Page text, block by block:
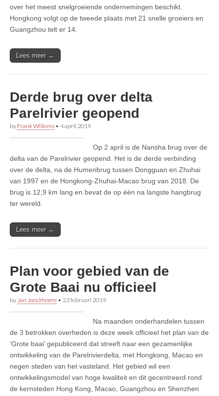
over het meest snelgroeiende ondernemingen beschikt.
Hongkong volgt op de tweede plaats met 21 snelle groeiers en
Guangzhou telt er 14.
Lees meer →
Derde brug over delta
Parelrivier geopend
by Frank Willems • 4 april 2019
Op 2 april is de Nansha brug over de
delta van de Parelrivier geopend. Het is de derde verbinding
over de delta, na de Humenbrug tussen Dongguan en Zhuhai
van 1997 en de Hongkong-Zhuhai-Macao brug van 2018. De
brug is 12,9 km lang en bevat de op één na langste hangbrug
ter wereld.
Lees meer →
Plan voor gebied van de
Grote Baai nu officieel
by Jan Jonckheere • 22 februari 2019
Na maanden onderhandelen tussen
de 3 betrokken overheden is deze week officieel het plan van de
‘Grote baai’ gepubliceerd dat streeft naar een gezamenlijke
ontwikkeling van de Parelrivierdelta, met Hongkong, Macao en
negen steden van het vasteland. Het gebied wil een
ontwikkelingsmodel van hoge kwaliteit en dit gecentreerd rond
de kernsteden Hong Kong, Macao, Guangzhou en Shenzhen